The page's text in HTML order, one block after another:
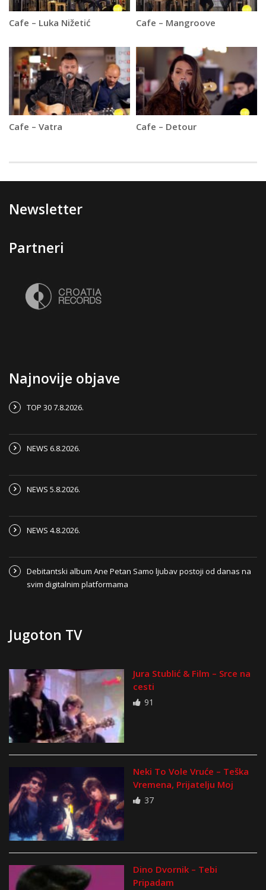
Cafe – Luka Nižetić Cafe – Mangroove
Cafe – Vatra Cafe – Detour
Newsletter
Partneri
Najnovije objave
TOP 30 7.8.2026.
NEWS 6.8.2026.
NEWS 5.8.2026.
NEWS 4.8.2026.
Debitantski album Ane Petan Samo ljubav postoji od danas na
svim digitalnim platformama
Jugoton TV
Jura Stublić & Film – Srce na
cesti
91
Neki To Vole Vruće – Teška
Vremena, Prijatelju Moj
37
Dino Dvornik – Tebi
Pripadam